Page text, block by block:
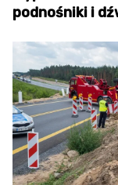
podnośniki i